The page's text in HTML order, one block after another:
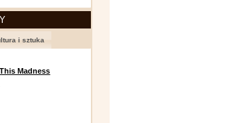
i sztuka
Madness